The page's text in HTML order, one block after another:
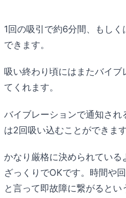
1回の吸引で約6分間、もし
できます。
吸い終わり頃にはまたバイブ
てくれます。
バイブレーションで通知され
は2回吸い込むことができます
かなり厳格に決められてい
ざっくりでOKです。時間や
と言って即故障に繋がると